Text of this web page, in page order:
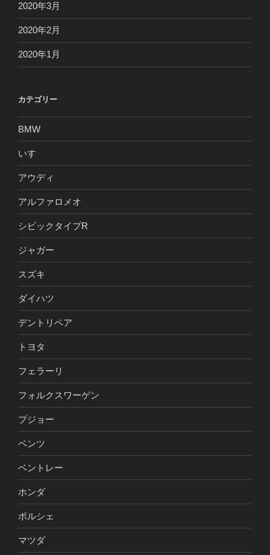
2020年3月
2020年2月
2020年1月
カテゴリー
BMW
いすゞ
アウディ
アルファロメオ
シビックタイプR
ジャガー
スズキ
ダイハツ
デントリペア
トヨタ
フェラーリ
フォルクスワーゲン
プジョー
ベンツ
ベントレー
ホンダ
ポルシェ
マツダ